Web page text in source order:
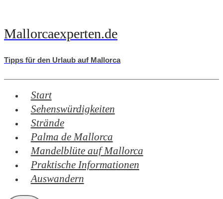
springen
Mallorcaexperten.de
Tipps für den Urlaub auf Mallorca
Start
Sehenswürdigkeiten
Strände
Palma de Mallorca
Mandelblüte auf Mallorca
Praktische Informationen
Auswandern